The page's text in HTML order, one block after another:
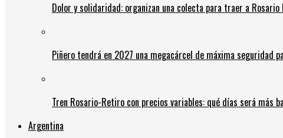
Dolor y solidaridad: organizan una colecta para traer a
Piñero tendrá en 2027 una megacárcel de máxima seguridad
Tren Rosario-Retiro con precios variables: qué días será más
Argentina